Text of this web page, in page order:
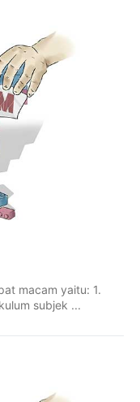
macam yaitu: 1.
subjek ...